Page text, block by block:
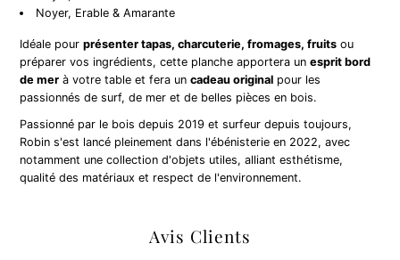
Noyer, Erable & Amarante
Idéale pourprésenter tapas, charcuterie, fromages, fruits ou
préparer vos ingrédients, cette planche apportera unesprit bord
de mer à votre table et fera uncadeau original pour les
passionnés de surf, de mer et de belles pièces en bois.
Passionné par le bois depuis 2019 et surfeur depuis toujours,
Robin s'est lancé pleinement dans l'ébénisterie en 2022, avec
notamment une collection d'objets utiles, alliant esthétisme,
qualité des matériaux et respect de l'environnement.
Avis Clients